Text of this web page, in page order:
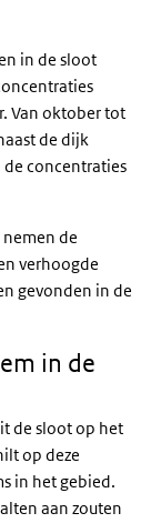
in de sloot
Van oktober tot
de dijk
concentraties
de
verhoogde
gevonden in de
in de
de sloot op het
op deze
in het gebied.
aan zouten